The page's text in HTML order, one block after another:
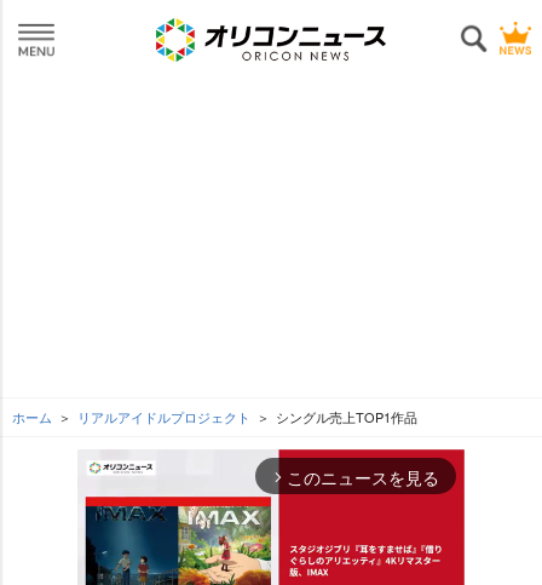
ホーム リアルアイドルプロジェクト シングル売上TOP1作品
arrow_forward_ios このニュースを見る